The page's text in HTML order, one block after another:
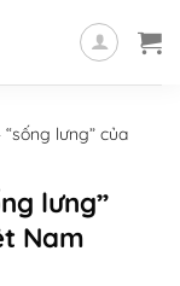
lưng” của
lưng”
Nam